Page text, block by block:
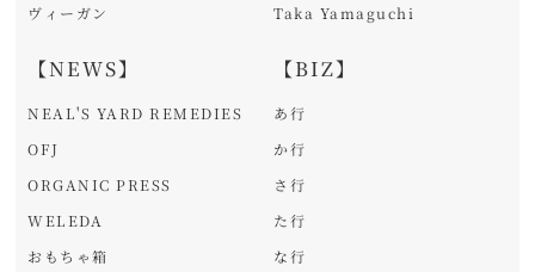
ヴィーガン
【NEWS】
NEAL'S YARD REMEDIES
OFJ
ORGANIC PRESS
WELEDA
おもちゃ箱
Taka Yamaguchi
【BIZ】
あ行
か行
さ行
た行
な行